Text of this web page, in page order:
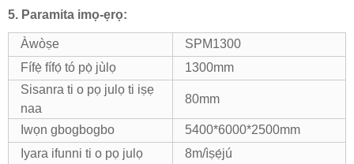
5. Paramita imọ-ẹrọ:
Àwòṣe
SPM1300
Fífẹ̀ fífọ́ tó pọ̀ jùlọ
1300mm
Sisanra ti o pọ julọ ti iṣẹ
naa
80mm
Iwọn gbogbogbo
5400*6000*2500mm
Iyara ifunni ti o pọ julọ
8m/ìṣẹ́jú